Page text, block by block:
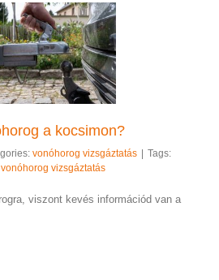
a kocsimon?
vonóhorog vizsgáztatás | Tags:
vonóhorog vizsgáztatás
viszont kevés információd van a